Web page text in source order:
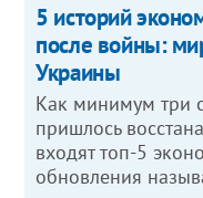
5 историй
после войны:
Украины
Как минимум три
пришлось
входят топ-5
обновления